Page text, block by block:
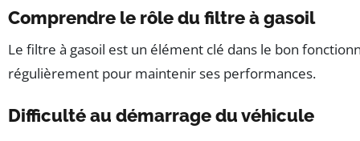
Comprendre le rôle du filtre à gasoil
Le filtre à gasoil est un élément clé dans le bon
régulièrement pour maintenir ses performances.
Difficulté au démarrage du véhicule